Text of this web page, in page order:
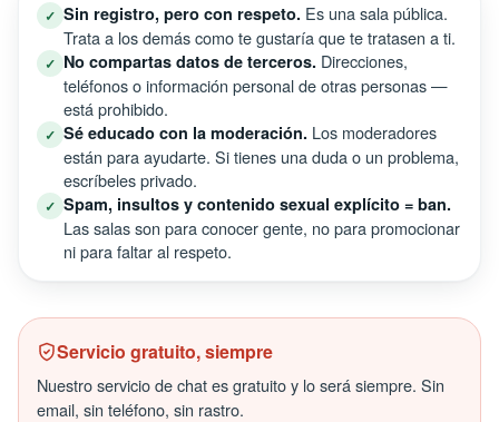
✓ Sin registro, pero con respeto. Es una sala pública.
Trata a los demás como te gustaría que te tratasen a ti.
✓ No compartas datos de terceros. Direcciones,
teléfonos o información personal de otras personas —
está prohibido.
✓ Sé educado con la moderación. Los moderadores
están para ayudarte. Si tienes una duda o un problema,
escríbeles privado.
✓ Spam, insultos y contenido sexual explícito = ban.
Las salas son para conocer gente, no para promocionar
ni para faltar al respeto.
Servicio gratuito, siempre
Nuestro servicio de chat es gratuito y lo será siempre. Sin
email, sin teléfono, sin rastro.